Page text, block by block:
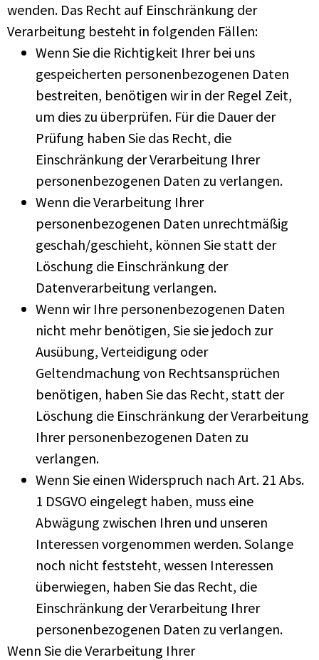
wenden. Das Recht auf Einschränkung der
Verarbeitung besteht in folgenden Fällen:
Wenn Sie die Richtigkeit Ihrer bei uns
gespeicherten personenbezogenen Daten
bestreiten, benötigen wir in der Regel Zeit,
um dies zu überprüfen. Für die Dauer der
Prüfung haben Sie das Recht, die
Einschränkung der Verarbeitung Ihrer
personenbezogenen Daten zu verlangen.
Wenn die Verarbeitung Ihrer
personenbezogenen Daten unrechtmäßig
geschah/geschieht, können Sie statt der
Löschung die Einschränkung der
Datenverarbeitung verlangen.
Wenn wir Ihre personenbezogenen Daten
nicht mehr benötigen, Sie sie jedoch zur
Ausübung, Verteidigung oder
Geltendmachung von Rechtsansprüchen
benötigen, haben Sie das Recht, statt der
Löschung die Einschränkung der Verarbeitung
Ihrer personenbezogenen Daten zu
verlangen.
Wenn Sie einen Widerspruch nach Art. 21 Abs.
1 DSGVO eingelegt haben, muss eine
Abwägung zwischen Ihren und unseren
Interessen vorgenommen werden. Solange
noch nicht feststeht, wessen Interessen
überwiegen, haben Sie das Recht, die
Einschränkung der Verarbeitung Ihrer
personenbezogenen Daten zu verlangen.
Wenn Sie die Verarbeitung Ihrer